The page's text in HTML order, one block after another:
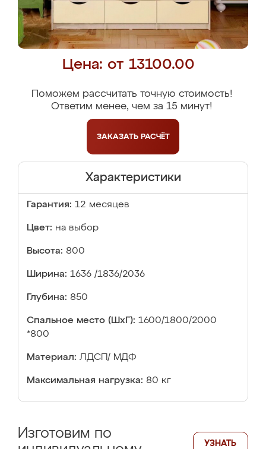
Цена: от 13100.00
Поможем рассчитать точную стоимость!
Ответим менее, чем за 15 минут!
ЗАКАЗАТЬ РАСЧЁТ
Характеристики
Гарантия: 12 месяцев
Цвет: на выбор
Высота: 800
Ширина: 1636 /1836/2036
Глубина: 850
Спальное место (ШхГ): 1600/1800/2000
*800
Материал: ЛДСП/ МДФ
Максимальная нагрузка: 80 кг
Изготовим по
УЗНАТЬ